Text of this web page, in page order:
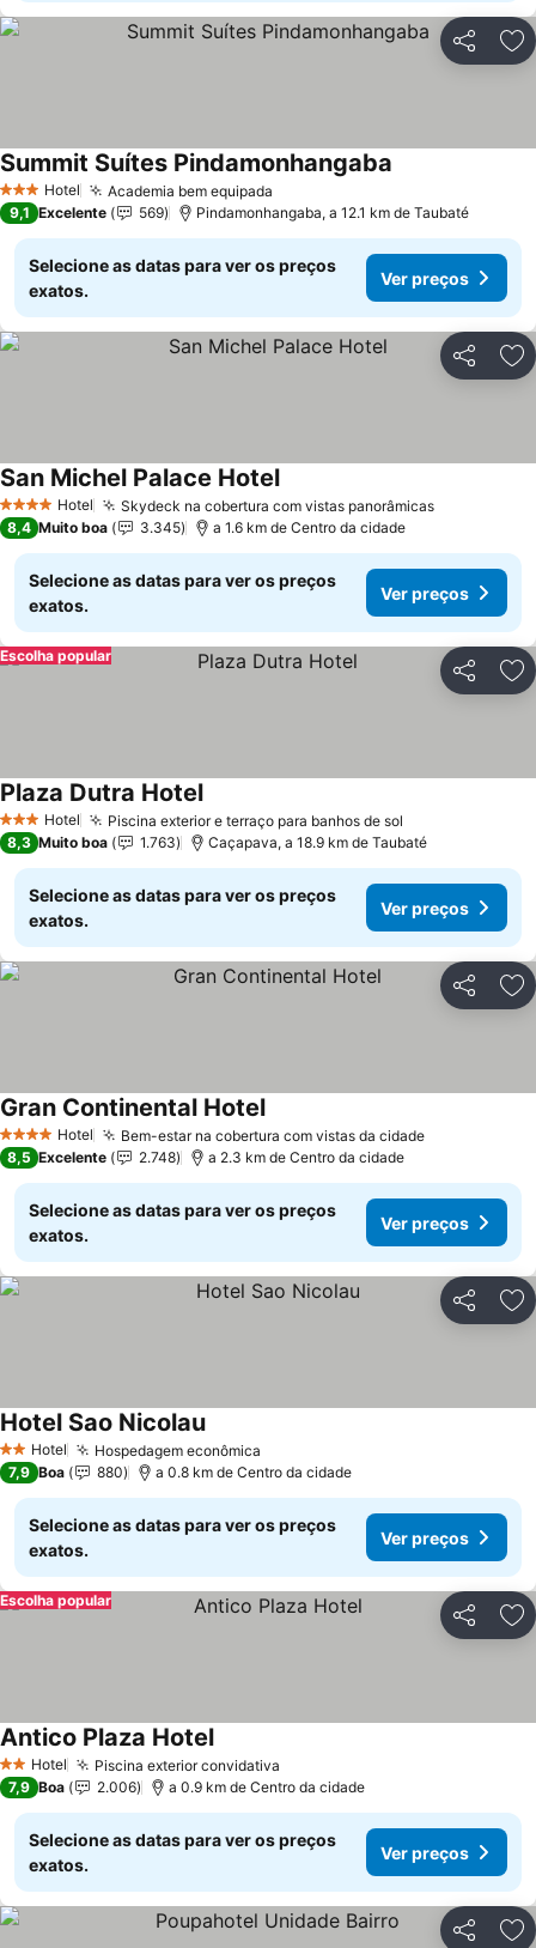
Partilhar
3 EstrelasHotel Academia bem equipada
Summit Suítes Pindamonhangaba
9,1 Excelente 569 Pindamonhangaba, a 12.1 km de Taubaté
Selecione as datas para ver os preços
exatos.
Ver preços
Partilhar
4 EstrelasHotel Skydeck na cobertura com vistas panorâmicasVer preços
San Michel Palace HotelVer preços
8,4 Muito boa 3.345 a 1.6 km de Centro da cidade
Selecione as datas para ver os preços
exatos.
Ver preços
Partilhar
Escolha popular
3 EstrelasHotel Piscina exterior e terraço para banhos de sol
Plaza Dutra HotelVer preços
8,3 Muito boa 1.763 Caçapava, a 18.9 km de Taubaté
Selecione as datas para ver os preços
exatos.
Ver preços
Partilhar
4 EstrelasHotel Bem-estar na cobertura com vistas da cidadeVer preços
Gran Continental HotelVer preços
8,5 Excelente 2.748 a 2.3 km de Centro da cidade
Selecione as datas para ver os preços
exatos.
Ver preços
Partilhar
2 Estrelas
Hotel Hospedagem econômica
Hotel Sao NicolauVer preços
7,9 Boa 880 a 0.8 km de Centro da cidade
Selecione as datas para ver os preços
exatos.
Ver preços
Partilhar
Escolha popular
2 Estrelas
Hotel Piscina exterior convidativa
Antico Plaza HotelVer preços
7,9 Boa 2.006 a 0.9 km de Centro da cidade
Selecione as datas para ver os preços
exatos.
Ver preços
Partilhar